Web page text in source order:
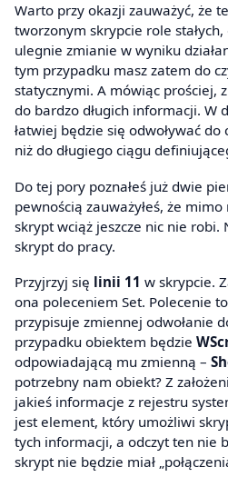
Warto przy okazji zauważyć, że
tworzonym skrypcie role
ulegnie zmianie w wyniku
tym przypadku masz zatem do
statycznymi. A mówiąc prościej,
do bardzo długich informacji. W
łatwiej będzie się odwoływać
niż do długiego ciągu
Do tej pory poznałeś już dwie
pewnością zauważyłeś, że
skrypt wciąż jeszcze nic nie robi.
skrypt do pracy.
Przyjrzyj się linii 11 w skrypcie.
ona poleceniem Set. Polecenie
przypisuje zmiennej odwołanie
przypadku obiektem będzie
odpowiadającą mu zmienną –
potrzebny nam obiekt? Z
jakieś informacje z rejestru
jest element, który umożliwi
tych informacji, a odczyt ten nie
skrypt nie będzie miał